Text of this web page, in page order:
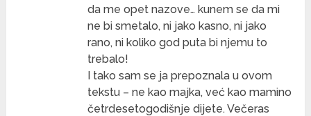
da me opet nazove… kunem se da mi
ne bi smetalo, ni jako kasno, ni jako
rano, ni koliko god puta bi njemu to
trebalo!
I tako sam se ja prepoznala u ovom
tekstu – ne kao majka, već kao mamino
četrdesetogodišnje dijete. Večeras